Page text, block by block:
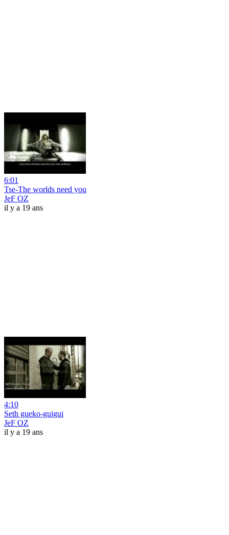
6:01
Tse-The worlds need you
JeF OZ
il y a 19 ans
4:10
Seth gueko-guigui
JeF OZ
il y a 19 ans